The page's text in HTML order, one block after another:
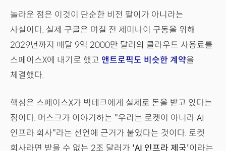
놀라운 점은 이것이 단순한 비전 팔이가 아니라는
사실이다. 실제 구글은 며칠 전 제미나이 구동을 위해
2029년까지 매달 9억 2000만 달러의 클라우드 사용료를
스페이스X에 내기로 했고 앤트로픽도 비슷한 계약을
체결했다.
핵심은 스페이스X가 빅테크에게 실제로 돈을 받고 있다는
점이다. 머스크가 이야기하는 "우리는 로켓이 아니라 AI
인프라 회사"라는 선언에 근거가 붙었다는 것이다. 로켓
회사라면 받을 수 없는 2조 달러가 'AI 인프라 제국'이라는